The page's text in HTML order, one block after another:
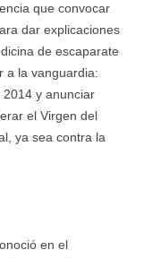
que convocar
dar explicaciones
de escaparate
a la vanguardia:
y anunciar
el Virgen del
ya sea contra la
en el